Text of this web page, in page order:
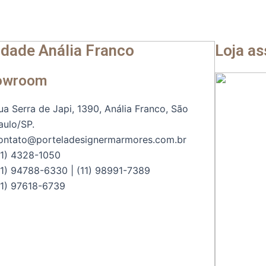
Anália Franco
Serra de Japi, 1390, Anália Franco, São
SP.
4328-1050
94788-6330 | (11) 98991-7389
97618-6739
Loja